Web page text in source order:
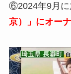
⑥2024年9月に
京）」にオー